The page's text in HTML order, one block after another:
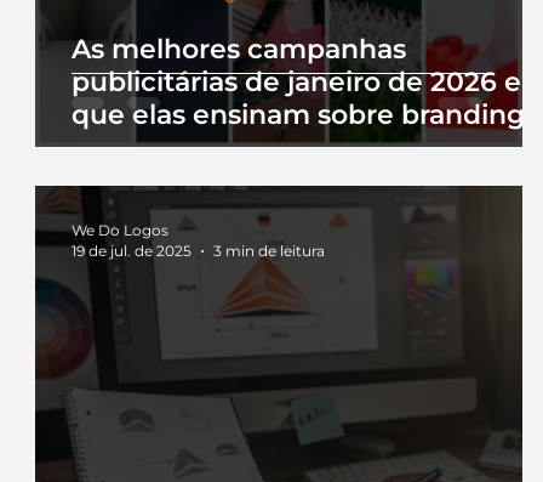
As melhores campanhas
publicitárias de janeiro de 2026 e
que elas ensinam sobre branding
We Do Logos
19 de jul. de 2025
3 min de leitura